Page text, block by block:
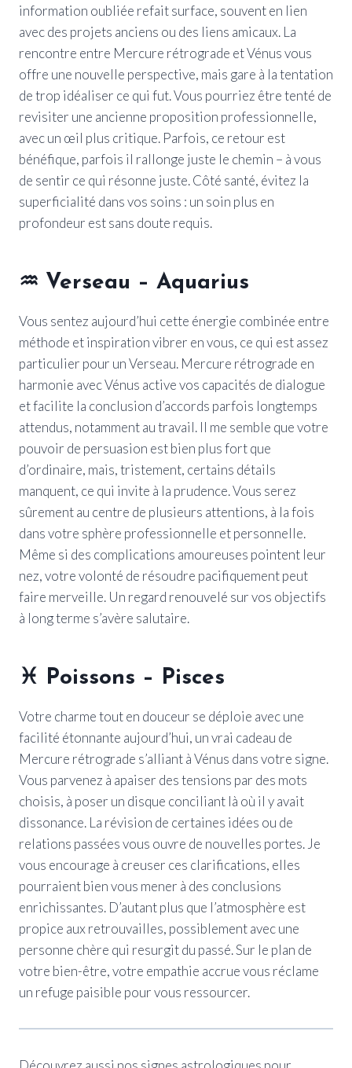
information oubliée refait surface, souvent en lien
avec des projets anciens ou des liens amicaux. La
rencontre entre Mercure rétrograde et Vénus vous
offre une nouvelle perspective, mais gare à la tentation
de trop idéaliser ce qui fut. Vous pourriez être tenté de
revisiter une ancienne proposition professionnelle,
avec un œil plus critique. Parfois, ce retour est
bénéfique, parfois il rallonge juste le chemin – à vous
de sentir ce qui résonne juste. Côté santé, évitez la
superficialité dans vos soins : un soin plus en
profondeur est sans doute requis.
♒ Verseau – Aquarius
Vous sentez aujourd’hui cette énergie combinée entre
méthode et inspiration vibrer en vous, ce qui est assez
particulier pour un Verseau. Mercure rétrograde en
harmonie avec Vénus active vos capacités de dialogue
et facilite la conclusion d’accords parfois longtemps
attendus, notamment au travail. Il me semble que votre
pouvoir de persuasion est bien plus fort que
d’ordinaire, mais, tristement, certains détails
manquent, ce qui invite à la prudence. Vous serez
sûrement au centre de plusieurs attentions, à la fois
dans votre sphère professionnelle et personnelle.
Même si des complications amoureuses pointent leur
nez, votre volonté de résoudre pacifiquement peut
faire merveille. Un regard renouvelé sur vos objectifs
à long terme s’avère salutaire.
♓ Poissons – Pisces
Votre charme tout en douceur se déploie avec une
facilité étonnante aujourd’hui, un vrai cadeau de
Mercure rétrograde s’alliant à Vénus dans votre signe.
Vous parvenez à apaiser des tensions par des mots
choisis, à poser un disque conciliant là où il y avait
dissonance. La révision de certaines idées ou de
relations passées vous ouvre de nouvelles portes. Je
vous encourage à creuser ces clarifications, elles
pourraient bien vous mener à des conclusions
enrichissantes. D’autant plus que l’atmosphère est
propice aux retrouvailles, possiblement avec une
personne chère qui resurgit du passé. Sur le plan de
votre bien-être, votre empathie accrue vous réclame
un refuge paisible pour vous ressourcer.